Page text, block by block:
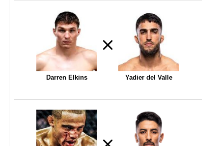
Darren Elkins Yadier del Valle